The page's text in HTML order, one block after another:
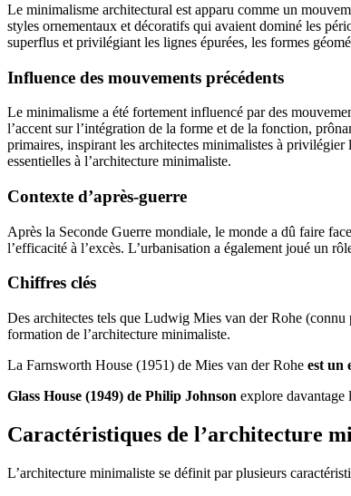
Le minimalisme architectural est apparu comme un
styles ornementaux et décoratifs qui avaient dominé les
superflus et privilégiant les lignes épurées, les formes
Influence des mouvements précédents
Le minimalisme a été fortement influencé par des
l’accent sur l’intégration de la forme et de la fonction,
primaires, inspirant les architectes minimalistes à privilégier
essentielles à l’architecture minimaliste.
Contexte d’après-guerre
Après la Seconde Guerre mondiale, le monde a dû faire
l’efficacité à l’excès. L’urbanisation a également joué un
Chiffres clés
Des architectes tels que Ludwig Mies van der Rohe
formation de l’architecture minimaliste.
La Farnsworth House (1951) de Mies van der Rohe est un
Glass House (1949) de Philip Johnson explore davantage
Caractéristiques de l’architecture
L’architecture minimaliste se définit par plusieurs